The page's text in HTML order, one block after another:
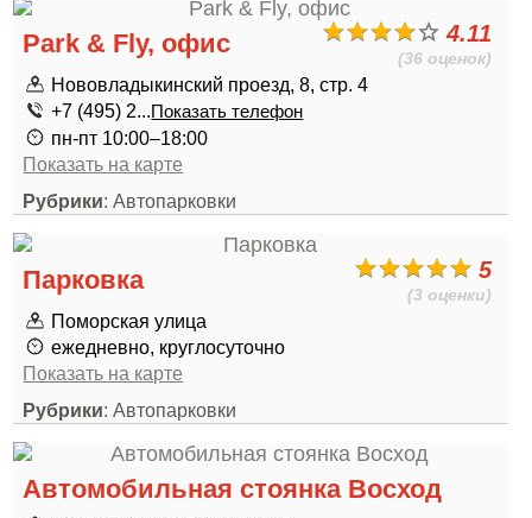
4.11
(36 оценок)
Park & Fly, офис
Нововладыкинский проезд, 8, стр. 4
+7 (495) 2...Показать телефон
пн-пт 10:00–18:00
Показать на карте
Рубрики: Автопарковки
5
(3 оценки)
Парковка
Поморская улица
ежедневно, круглосуточно
Показать на карте
Рубрики: Автопарковки
Автомобильная стоянка Восход